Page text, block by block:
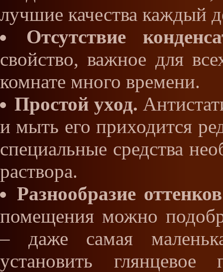
лучшие качества каждый
Отсутствие
свойство, важное для
комнате много времени.
Простой уход.
и мыть его приходится
специальные средства
раствора.
Разнообразие
помещения можно
– даже самая
установить